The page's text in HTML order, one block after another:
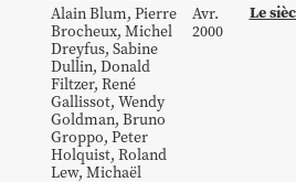
AlainBlum, Pierre
Brocheux, Michel
Dreyfus, Sabine
Dullin, Donald
Filtzer, René
Gallissot, Wendy
Goldman, Bruno
Groppo, Peter
Holquist, Roland
Lew, Michaël
Avr.
2000
Le